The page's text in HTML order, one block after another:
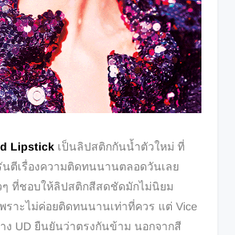
Lipstick เป็นลิปสติกกันน้ำตัวใหม่ ที่
นตีเรื่องความติดทนนานตลอดวันเลย
ๆ ที่ชอบให้ลิปสติกสีสดชัดมักไม่นิยม
ราะไม่ค่อยติดทนนานเท่าที่ควร แต่ Vice
ง UD ยืนยันว่าตรงกันข้าม นอกจากสี